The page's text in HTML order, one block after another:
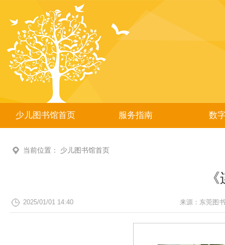
少儿图书馆首页 服务指南 数
当前位置： 少儿图书馆首页
2025/01/01 14:40 来源： 东莞图